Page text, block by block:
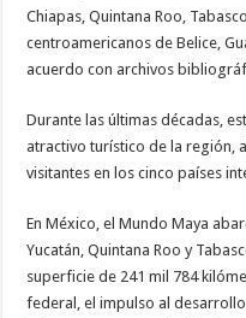
Chiapas, Quintana Roo,
centroamericanos de Belice,
acuerdo con archivos
Durante las últimas décadas,
atractivo turístico de la región,
visitantes en los cinco países
En México, el Mundo Maya
Yucatán, Quintana Roo y
superficie de 241 mil 784
federal, el impulso al